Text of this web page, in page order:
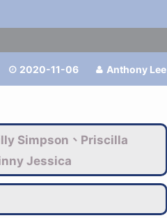
 2020-11-06  Anthony Lee
Simpson、Priscilla
Jessica